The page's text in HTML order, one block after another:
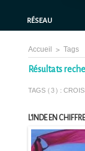
RÉSEAU
Accueil > Tags
Résultats
TAGS (3) :
L'INDE EN